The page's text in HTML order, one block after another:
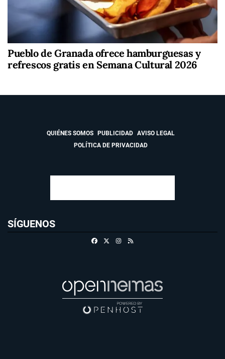
Pueblo de Granada ofrece hamburguesas y
refrescos gratis en Semana Cultural 2026
QUIÉNES SOMOS PUBLICIDAD
AVISO LEGAL
POLÍTICA DE PRIVACIDAD
SÍGUENOS
FacebookInstagram